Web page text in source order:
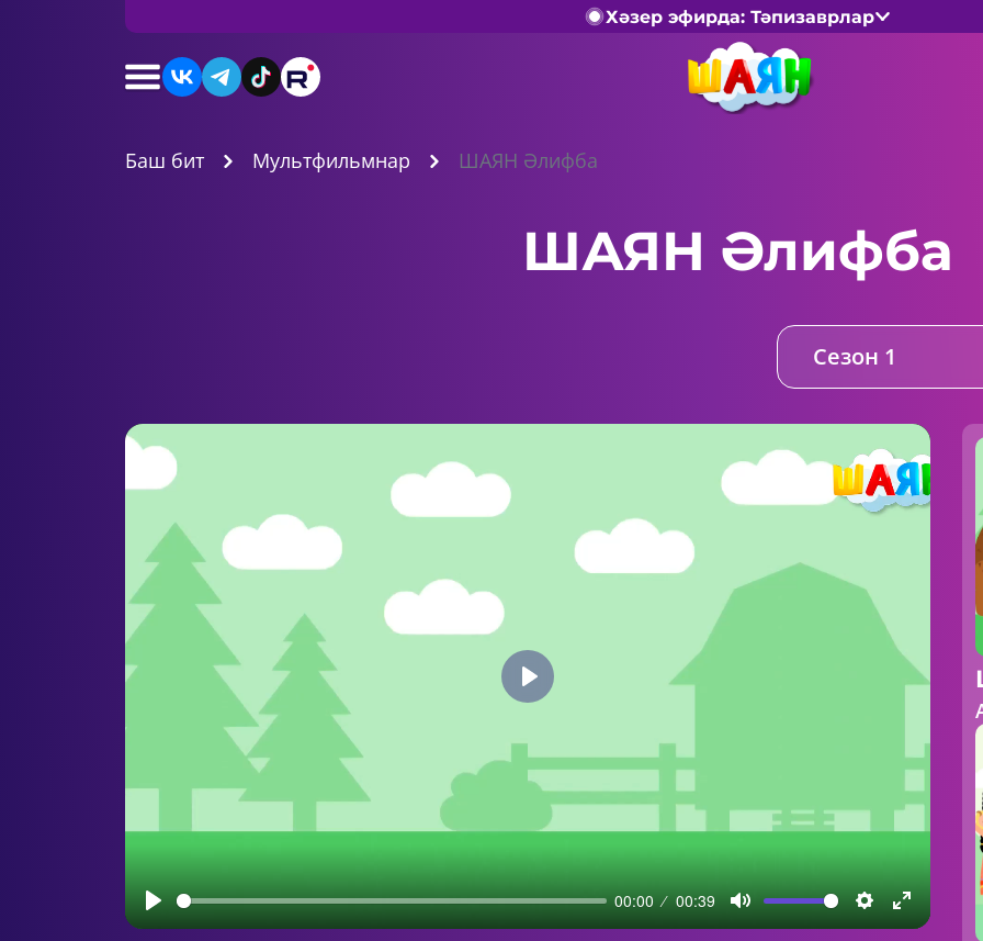
Хәзер эфирда: Тәпизаврлар
Баш бит Мультфильмнар ШАЯН Әлифба
ШАЯН Әлифба
Сезон 1
Play
00:00 00:39
Mute Settings
Enter
Play